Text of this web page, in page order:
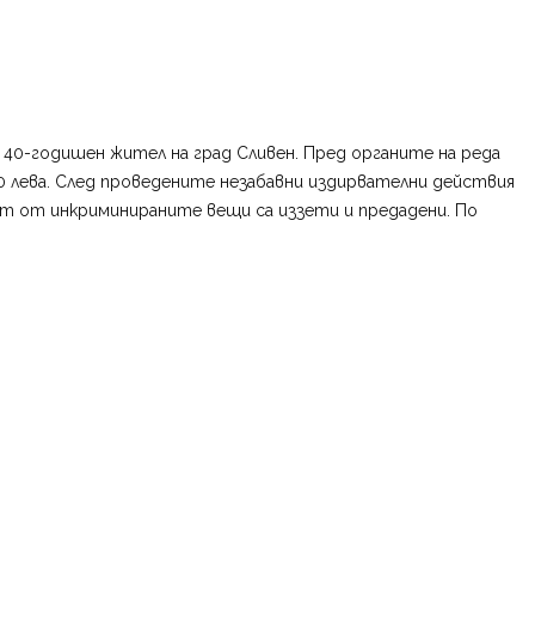
годишен жител на град Сливен. Пред органите на реда
След проведените незабавни издирвателни действия
от инкриминираните вещи са иззети и предадени. По